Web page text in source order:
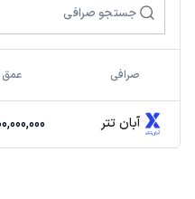
صرافی عمق
آبان تتر